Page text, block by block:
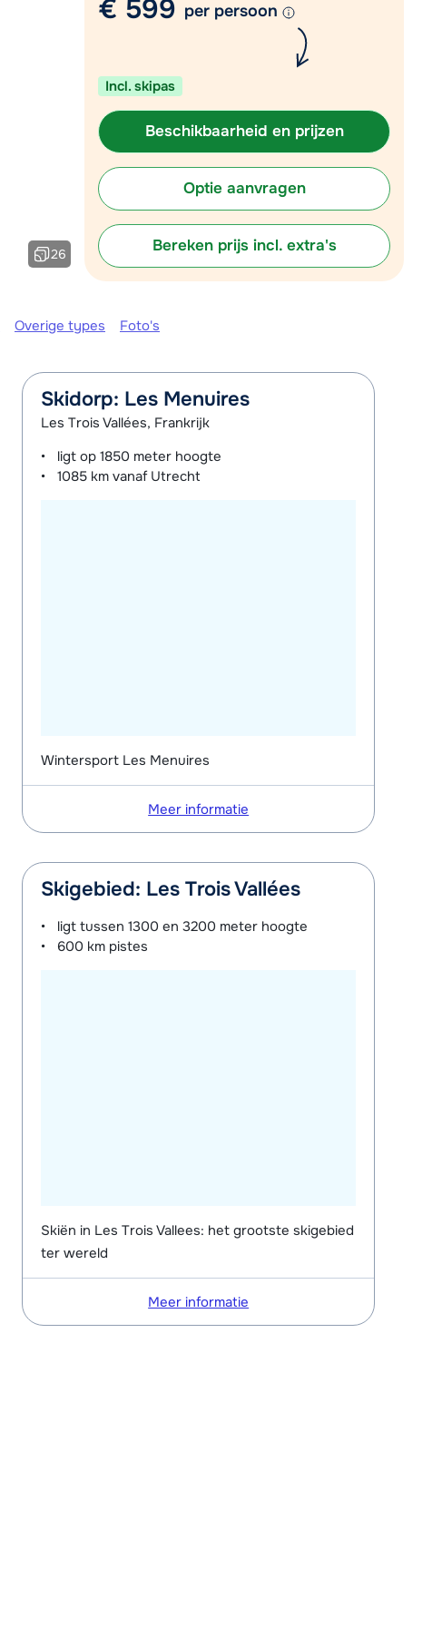
Plan een terugbelverzoek
Chat met wintersportspecialist
Bel ons via 0348 - 43 46 49
26
€ 599 per persoon
Incl. skipas
Beschikbaarheid en prijzen
Optie aanvragen
Bereken prijs incl. extra's
Overige types Foto's
Skidorp: Les Menuires
Les Trois Vallées, Frankrijk
ligt op1850 meter hoogte
1085 km vanaf Utrecht
Wintersport Les Menuires
Meer informatie
Skigebied: Les Trois Vallées
ligt tussen1300 en 3200 meter hoogte
600 km pistes
Skiën in Les Trois Vallees: het grootste skigebied
ter wereld
Meer informatie